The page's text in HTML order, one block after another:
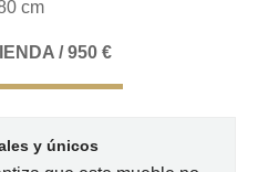
cm
/ 950 €
y únicos